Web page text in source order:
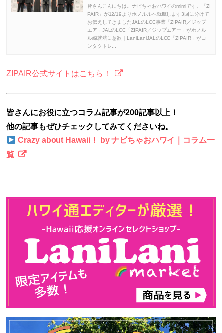
皆さんこんにちは。ナビちゃおハワイのmimiです。「ZI
PAIR」が12/19よりホノルルへ就航します3回に分けて
お伝えしてきましたJALのLCC事業「ZIPAIR／ジップ
エア」JALのLCC「ZIPAIR／ジップエアー」がホノル
ル線就航に意欲｜LaniLaniJALのLCC「ZIPAIR」がコ
ンタクトレ...
ZIPAIR公式サイトはこちら！
皆さんにお役に立つコラム記事が200記事以上！
他の記事もぜひチェックしてみてくださいね。
Crazy about Hawaii！ by ナビちゃおハワイ｜コラム一
覧